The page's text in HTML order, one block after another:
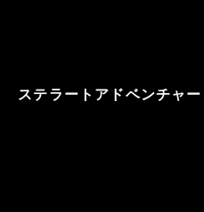
ステラートアドベンチャー